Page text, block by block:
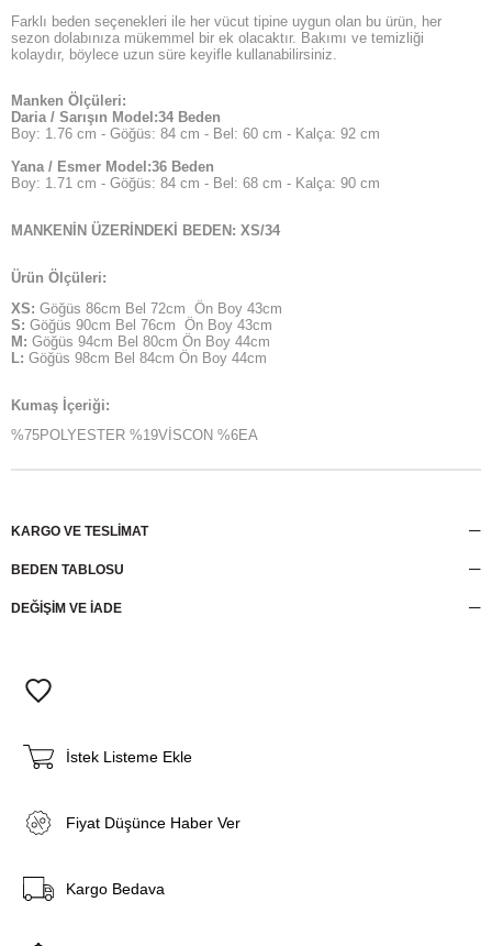
Farklı beden seçenekleri ile her vücut tipine uygun olan bu ürün, her
sezon dolabınıza mükemmel bir ek olacaktır. Bakımı ve temizliği
kolaydır, böylece uzun süre keyifle kullanabilirsiniz.
Manken Ölçüleri:
Daria / Sarışın Model:34 Beden
Boy: 1.76 cm - Göğüs: 84 cm - Bel: 60 cm - Kalça: 92 cm
Yana / Esmer Model:36 Beden
Boy: 1.71 cm - Göğüs: 84 cm - Bel: 68 cm - Kalça: 90 cm
MANKENİN ÜZERİNDEKİ BEDEN: XS/34
Ürün Ölçüleri:
XS: Göğüs 86cm Bel 72cm Ön Boy 43cm
S: Göğüs 90cm Bel 76cm Ön Boy 43cm
M: Göğüs 94cm Bel 80cm Ön Boy 44cm
L: Göğüs 98cm Bel 84cm Ön Boy 44cm
Kumaş İçeriği:
%75POLYESTER %19VİSCON %6EA
KARGO VE TESLİMAT
BEDEN TABLOSU
DEĞİŞİM VE İADE
İstek Listeme Ekle
Fiyat Düşünce Haber Ver
Kargo Bedava